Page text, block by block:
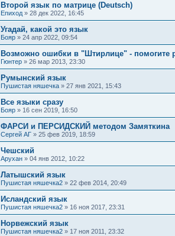
Второй язык по матрице (Deutsch)
Епиход » 28 дек 2022, 16:45
Угадай, какой это язык
Бояр » 24 апр 2022, 09:54
Возможно ошибки в "Штирлице" - помогите
Гюнтер » 26 мар 2013, 23:30
Румынский язык
Пушистая няшечка » 27 янв 2021, 15:43
Все языки сразу
Бояр » 16 сен 2019, 16:50
ФАРСИ и ПЕРСИДСКИЙ методом Замяткина
Сергей АГ » 25 фев 2019, 18:59
Чешский
Арухан » 04 янв 2012, 10:22
Латышский язык
Пушистая няшечка2 » 22 фев 2014, 20:49
Исландский язык
Пушистая няшечка2 » 16 ноя 2017, 23:31
Норвежский язык
Пушистая няшечка2 » 17 ноя 2011, 23:32